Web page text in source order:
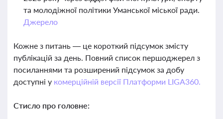
та молодіжної політики Уманської міської ради.
Джерело
Кожне з питань — це короткий підсумок змісту
публікацій за день. Повний список першоджерел з
посиланнями та розширений підсумок за добу
доступні у комерційній версії Платформи LIGA360.
Стисло про головне: